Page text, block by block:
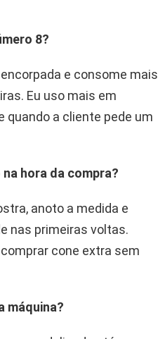
8?
e consome mais
Eu uso mais em
quando a cliente pede um
hora da compra?
anoto a medida e
nas primeiras voltas.
cone extra sem
máquina?